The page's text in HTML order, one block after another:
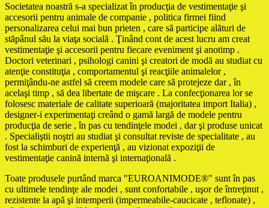
Societatea noastră s-a specializat în producţia de vestimentaţie şi
accesorii pentru animale de companie , politica firmei fiind
personalizarea celui mai bun prieten , care să participe alături de
stăpânul său la viaţa socială . Ţinând cont de acest lucru am creat
vestimentaţie şi accesorii pentru fiecare eveniment şi anotimp .
Doctori veterinari , psihologi canini şi creatori de modă au studiat cu
atenţie constituţia , comportamentul şi reacţiile animalelor ,
permiţându-ne astfel să creem modele care să protejeze dar , în
acelaşi timp , să dea libertate de mişcare . La confecţionarea lor se
folosesc materiale de calitate superioară (majoritatea import Italia) ,
designer-i experimentaţi creând o gamă largă de modele pentru
producţia de serie , în pas cu tendinţele modei , dar şi produse unicat
. Specialiştii noştri au studiat şi consultat reviste de specialitate , au
fost la schimburi de experienţă , au vizionat expoziţii de
vestimentaţie canină internă şi internaţională .
Toate produsele purtând marca "EUROANIMODE®" sunt în pas
cu ultimele tendinţe ale modei , sunt confortabile , uşor de întreţinut ,
rezistente la apă şi intemperii (impermeabile-caucicate , teflonate) ,